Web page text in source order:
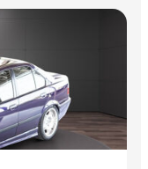
financement ainsi que
vous souhaitez un